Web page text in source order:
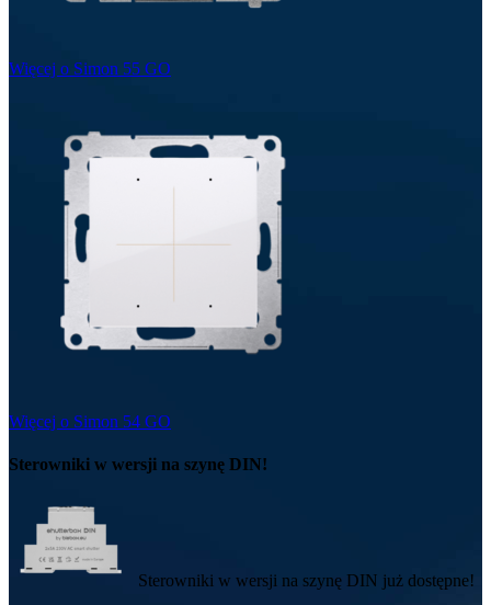
Więcej o Simon 55 GO
Więcej o Simon 54 GO
Sterowniki w wersji na szynę DIN!
Sterowniki w wersji na szynę DIN już dostępne!